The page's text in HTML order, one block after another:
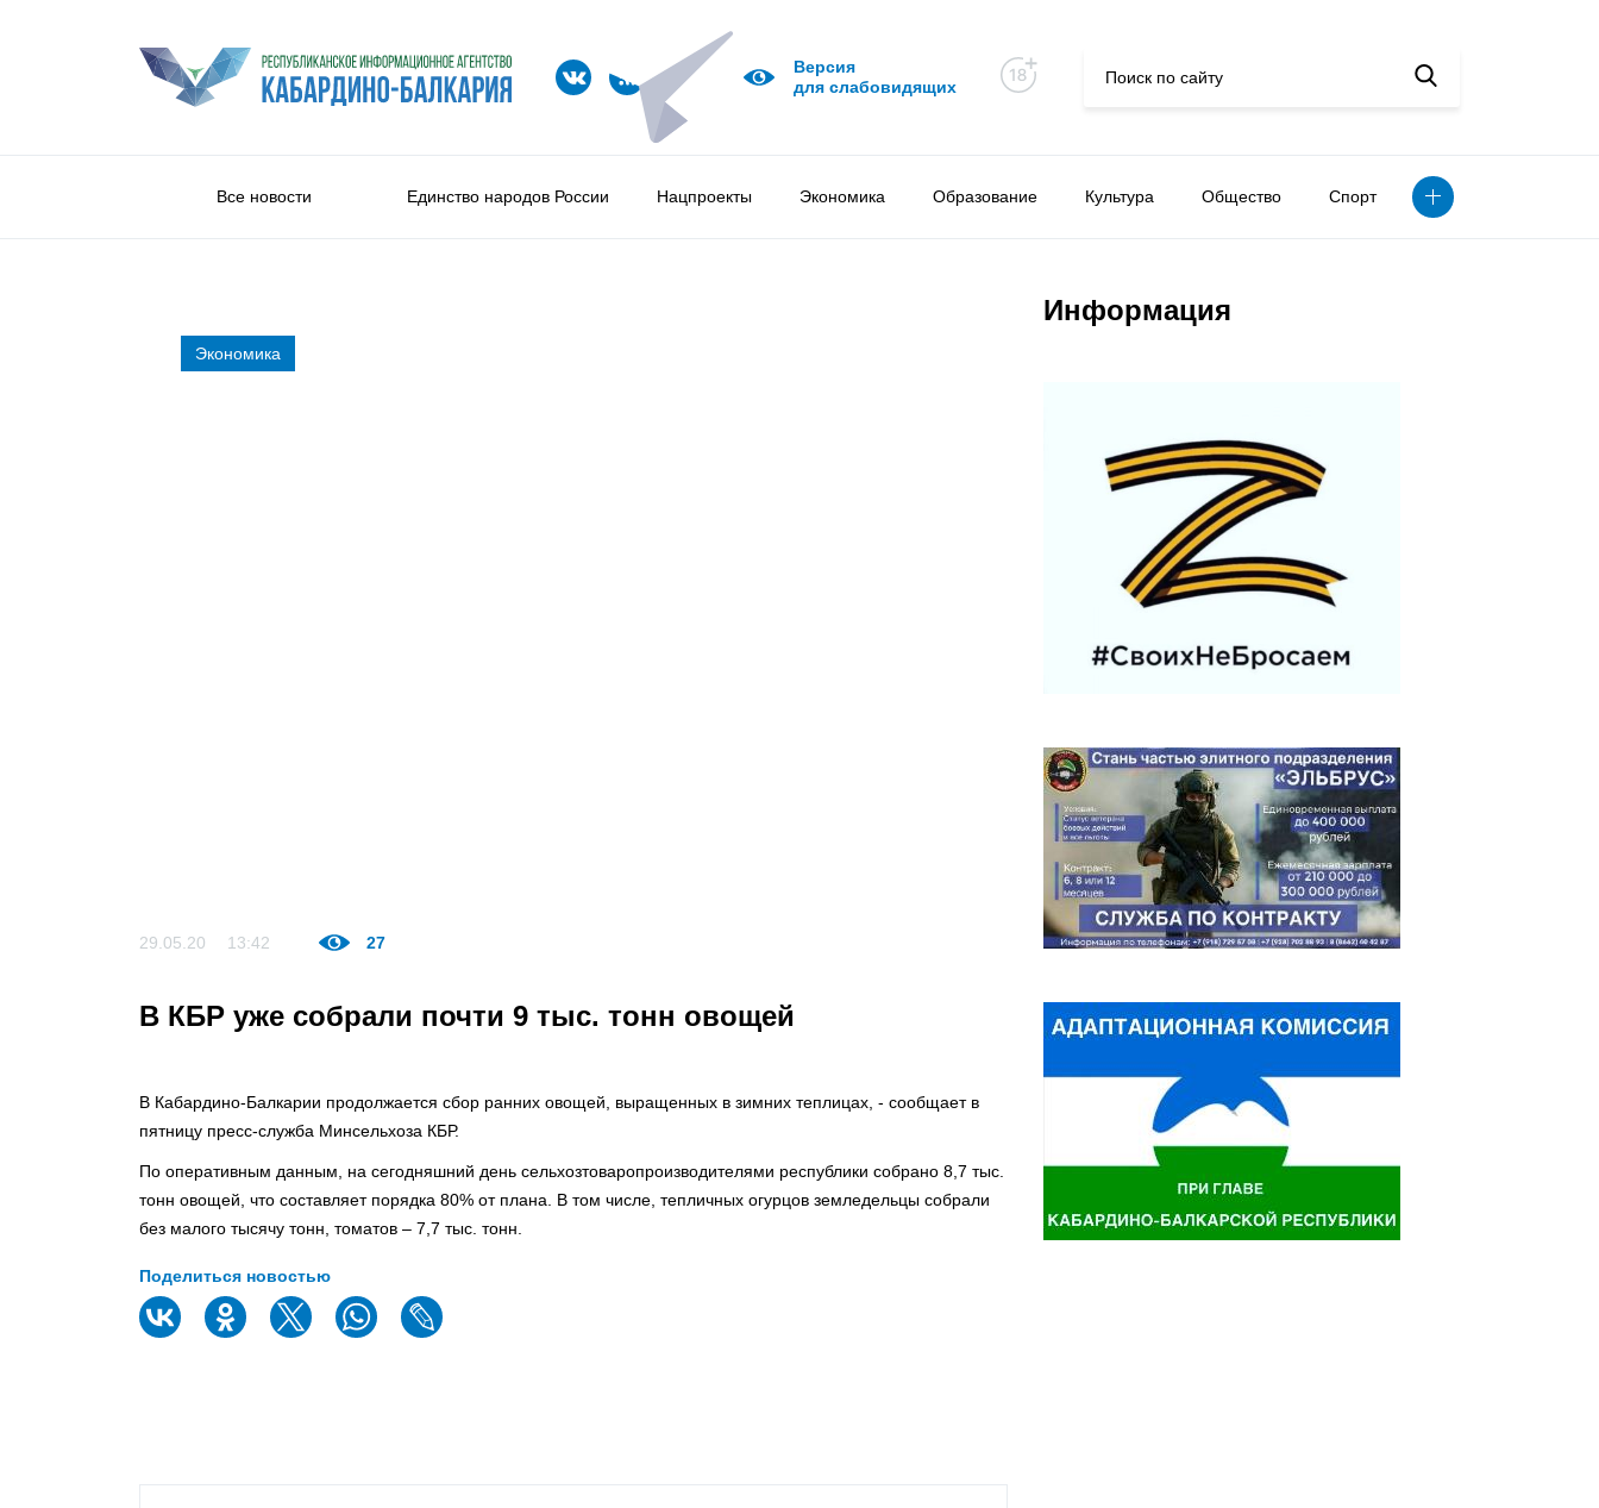
Версия
для слабовидящих
Все новости Единство народов России Нацпроекты Экономика Образование Культура Общество Спорт
Экономика
29.05.20 13:42 27
В КБР уже собрали почти 9 тыс. тонн овощей
В Кабардино-Балкарии продолжается сбор ранних овощей, выращенных в зимних теплицах, - сообщает в
пятницу пресс-служба Минсельхоза КБР.
По оперативным данным, на сегодняшний день сельхозтоваропроизводителями республики собрано 8,7 тыс.
тонн овощей, что составляет порядка 80% от плана. В том числе, тепличных огурцов земледельцы собрали
без малого тысячу тонн, томатов – 7,7 тыс. тонн.
Поделиться новостью
Информация